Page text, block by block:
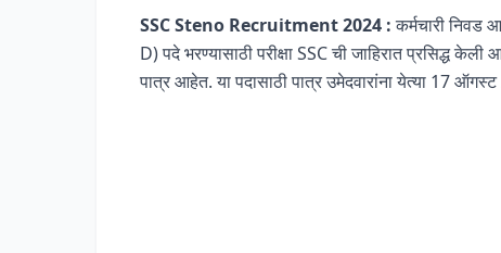
SSC Steno Recruitment 2024 :कर्मचारी
D) पदे भरण्यासाठी परीक्षा SSC ची जाहिरात प्रसिद्ध
पात्र आहेत. या पदासाठी पात्र उमेदवारांना येत्या 17